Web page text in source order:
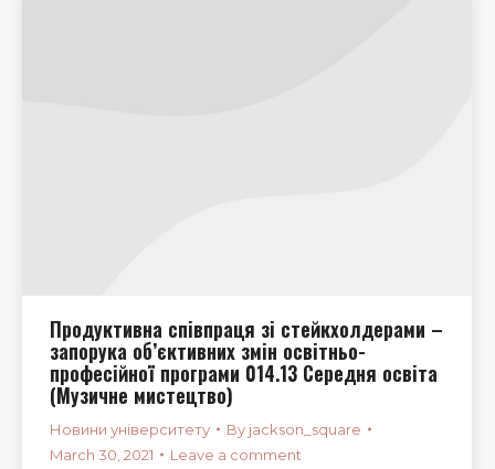
Продуктивна співпраця зі стейкхолдерами –
запорука об’єктивних змін освітньо-
професійної програми 014.13 Середня освіта
(Музичне мистецтво)
Новини університету By jackson_square
March 30, 2021
Leave a comment